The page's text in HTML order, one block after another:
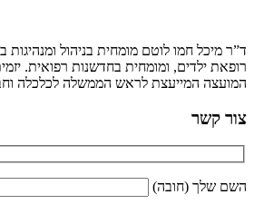
ד”ר מיכל חמו לוטם מומחית בניהול
רופאת ילדים, ומומחית בחדשנות רפואית.
המועצה המייעצת לראש הממשלה לכלכלה
צור קשר
השם שלך (חובה)